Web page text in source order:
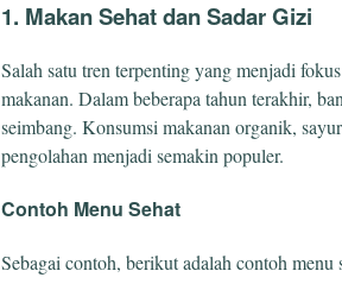
1. Makan Sehat dan Sadar Gizi
Salah satu tren terpenting yang menjadi
makanan. Dalam beberapa tahun terakhir,
seimbang. Konsumsi makanan organik,
pengolahan menjadi semakin populer.
Contoh Menu Sehat
Sebagai contoh, berikut adalah contoh menu